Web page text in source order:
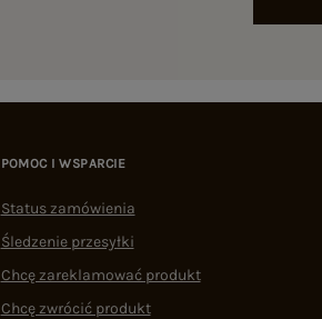
POMOC I WSPARCIE
Status zamówienia
Śledzenie przesyłki
Chcę zareklamować produkt
Chcę zwrócić produkt